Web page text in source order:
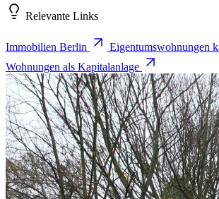
Relevante Links
Immobilien Berlin
Eigentumswohnungen
Wohnungen als Kapitalanlage